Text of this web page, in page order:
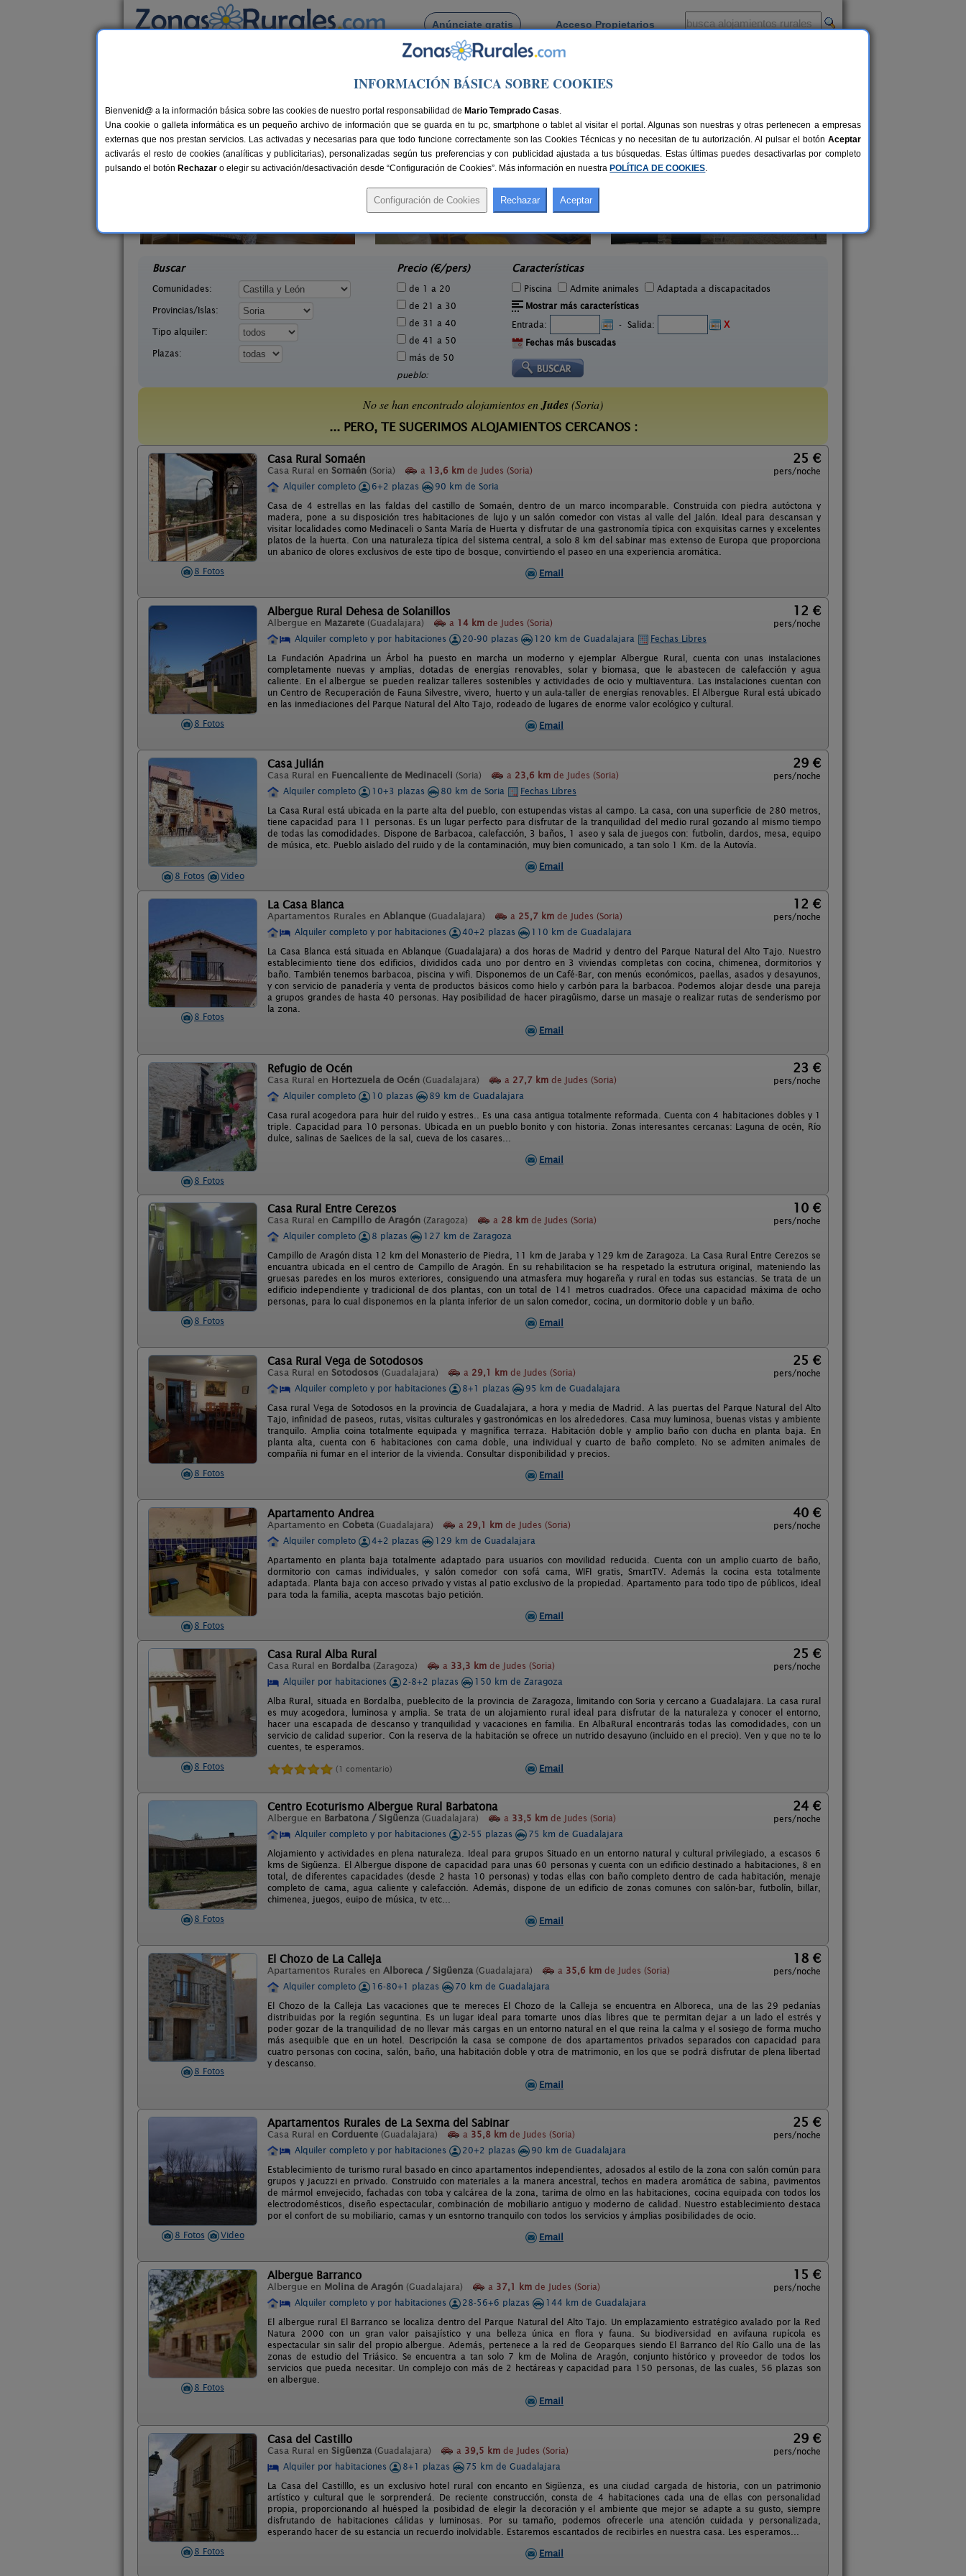
Anúnciate gratis Acceso Propietarios
Busca por pueblo
Casas Rurales cerca de Judes
35 €
Casa Rural Julito
Buscar
Comunidades:
Provincias/Islas:
Tipo alquiler:
Plazas:
Precio (€/pers)
de 1 a 20
de 21 a 30
de 31 a 40
de 41 a 50
más de 50
pueblo:
Características
Piscina Admite animales
Adaptada a discapacitados
Mostrar más características
Entrada:
- Salida:
X
Fechas más buscadas
No se han encontrado alojamientos enJudes(Soria)
... PERO, TE SUGERIMOS ALOJAMIENTOS CERCANOS :
8 Fotos
Casa Rural Somaén
Casa Rural en Somaén (Soria) a 13,6 km de Judes (Soria)
25 €
pers/noche
Alquiler completo
6+2 plazas
90 km de Soria
Casa de 4 estrellas en las faldas del castillo de Somaén, dentro de un marco incomparable. Construida con piedra autóctona y
madera, pone a su disposición tres habitaciones de lujo y un salón comedor con vistas al valle del Jalón. Ideal para descansan y
visitar localidades como Medinaceli o Santa María de Huerta y disfrutar de una gastronomía típica con exquisitas carnes y excelentes
platos de la huerta. Con una naturaleza típica del sistema central, a solo 8 km del sabinar mas extenso de Europa que proporciona
un abanico de olores exclusivos de este tipo de bosque, convirtiendo el paseo en una experiencia aromática.
Email
8 Fotos
Albergue Rural Dehesa de Solanillos
Albergue en Mazarete (Guadalajara) a 14 km de Judes (Soria)
12 €
pers/noche
Alquiler completo y por habitaciones
20-90 plazas 120 km de Guadalajara
Fechas Libres
La Fundación Apadrina un Árbol ha puesto en marcha un moderno y ejemplar Albergue Rural, cuenta con unas instalaciones
completamente nuevas y amplias, dotadas de energías renovables, solar y biomasa, que le abastecen de calefacción y agua
caliente. En el albergue se pueden realizar talleres sostenibles y actividades de ocio y multiaventura. Las instalaciones cuentan con
un Centro de Recuperación de Fauna Silvestre, vivero, huerto y un aula-taller de energías renovables. El Albergue Rural está ubicado
en las inmediaciones del Parque Natural del Alto Tajo, rodeado de lugares de enorme valor ecológico y cultural.
Email
8 Fotos Video
Casa Julián
Casa Rural en Fuencaliente de Medinaceli (Soria) a 23,6 km de Judes (Soria)
29 €
pers/noche
Alquiler completo
10+3 plazas 80 km de Soria
Fechas Libres
La Casa Rural está ubicada en la parte alta del pueblo, con estupendas vistas al campo. La casa, con una superficie de 280 metros,
tiene capacidad para 11 personas. Es un lugar perfecto para disfrutar de la tranquilidad del medio rural gozando al mismo tiempo
de todas las comodidades. Dispone de Barbacoa, calefacción, 3 baños, 1 aseo y sala de juegos con: futbolin, dardos, mesa, equipo
de música, etc. Pueblo aislado del ruido y de la contaminación, muy bien comunicado, a tan solo 1 Km. de la Autovía.
Email
8 Fotos
La Casa Blanca
Apartamentos Rurales en Ablanque (Guadalajara) a 25,7 km de Judes (Soria)
12 €
pers/noche
Alquiler completo y por habitaciones
40+2 plazas
110 km de Guadalajara
La Casa Blanca está situada en Ablanque (Guadalajara) a dos horas de Madrid y dentro del Parque Natural del Alto Tajo. Nuestro
establecimiento tiene dos edificios, divididos cada uno por dentro en 3 viviendas completas con cocina, chimenea, dormitorios y
baño. También tenemos barbacoa, piscina y wifi. Disponemos de un Café-Bar, con menús económicos, paellas, asados y desayunos,
y con servicio de panadería y venta de productos básicos como hielo y carbón para la barbacoa. Podemos alojar desde una pareja
a grupos grandes de hasta 40 personas. Hay posibilidad de hacer piragüismo, darse un masaje o realizar rutas de senderismo por
la zona.
Email
8 Fotos
Refugio de Océn
Casa Rural en Hortezuela de Océn (Guadalajara) a 27,7 km de Judes (Soria)
23 €
pers/noche
Alquiler completo
10 plazas
89 km de Guadalajara
Casa rural acogedora para huir del ruido y estres.. Es una casa antigua totalmente reformada. Cuenta con 4 habitaciones dobles y 1
triple. Capacidad para 10 personas. Ubicada en un pueblo bonito y con historia. Zonas interesantes cercanas: Laguna de océn, Río
dulce, salinas de Saelices de la sal, cueva de los casares...
Email
8 Fotos
Casa Rural Entre Cerezos
Casa Rural en Campillo de Aragón (Zaragoza) a 28 km de Judes (Soria)
10 €
pers/noche
Alquiler completo
8 plazas
127 km de Zaragoza
Campillo de Aragón dista 12 km del Monasterio de Piedra, 11 km de Jaraba y 129 km de Zaragoza. La Casa Rural Entre Cerezos se
encuantra ubicada en el centro de Campillo de Aragón. En su rehabilitacion se ha respetado la estrutura original, mateniendo las
gruesas paredes en los muros exteriores, consiguendo una atmasfera muy hogareña y rural en todas sus estancias. Se trata de un
edificio independiente y tradicional de dos plantas, con un total de 141 metros cuadrados. Ofece una capacidad máxima de ocho
personas, para lo cual disponemos en la planta inferior de un salon comedor, cocina, un dormitorio doble y un baño.
Email
8 Fotos
Casa Rural Vega de Sotodosos
Casa Rural en Sotodosos (Guadalajara) a 29,1 km de Judes (Soria)
25 €
pers/noche
Alquiler completo y por habitaciones
8+1 plazas
95 km de Guadalajara
Casa rural Vega de Sotodosos en la provincia de Guadalajara, a hora y media de Madrid. A las puertas del Parque Natural del Alto
Tajo, infinidad de paseos, rutas, visitas culturales y gastronómicas en los alrededores. Casa muy luminosa, buenas vistas y ambiente
tranquilo. Amplia coina totalmente equipada y magnífica terraza. Habitación doble y amplio baño con ducha en planta baja. En
planta alta, cuenta con 6 habitaciones con cama doble, una individual y cuarto de baño completo. No se admiten animales de
compañía ni fumar en el interior de la vivienda. Consultar disponibilidad y precios.
Email
8 Fotos
Apartamento Andrea
Apartamento en Cobeta (Guadalajara) a 29,1 km de Judes (Soria)
40 €
pers/noche
Alquiler completo
4+2 plazas
129 km de Guadalajara
Apartamento en planta baja totalmente adaptado para usuarios con movilidad reducida. Cuenta con un amplio cuarto de baño,
dormitorio con camas individuales, y salón comedor con sofá cama, WIFI gratis, SmartTV. Además la cocina esta totalmente
adaptada. Planta baja con acceso privado y vistas al patio exclusivo de la propiedad. Apartamento para todo tipo de públicos, ideal
para toda la familia, acepta mascotas bajo petición.
Email
8 Fotos
Casa Rural Alba Rural
Casa Rural en Bordalba (Zaragoza) a 33,3 km de Judes (Soria)
25 €
pers/noche
Alquiler por habitaciones
2-8+2 plazas
150 km de Zaragoza
Alba Rural, situada en Bordalba, pueblecito de la provincia de Zaragoza, limitando con Soria y cercano a Guadalajara. La casa rural
es muy acogedora, luminosa y amplia. Se trata de un alojamiento rural ideal para disfrutar de la naturaleza y conocer el entorno,
hacer una escapada de descanso y tranquilidad y vacaciones en familia. En AlbaRural encontrarás todas las comodidades, con un
servicio de calidad superior. Con la reserva de la habitación se ofrece un nutrido desayuno (incluido en el precio). Ven y que no te lo
cuentes, te esperamos.
(1 comentario) Email
8 Fotos
Centro Ecoturismo Albergue Rural Barbatona
Albergue en Barbatona / Sigüenza (Guadalajara) a 33,5 km de Judes (Soria)
24 €
pers/noche
Alquiler completo y por habitaciones
2-55 plazas
75 km de Guadalajara
Alojamiento y actividades en plena naturaleza. Ideal para grupos Situado en un entorno natural y cultural privilegiado, a escasos 6
kms de Sigüenza. El Albergue dispone de capacidad para unas 60 personas y cuenta con un edificio destinado a habitaciones, 8 en
total, de diferentes capacidades (desde 2 hasta 10 personas) y todas ellas con baño completo dentro de cada habitación, menaje
completo de cama, agua caliente y calefacción. Además, dispone de un edificio de zonas comunes con salón-bar, futbolín, billar,
chimenea, juegos, euipo de música, tv etc...
Email
8 Fotos
El Chozo de La Calleja
Apartamentos Rurales en Alboreca / Sigüenza (Guadalajara) a 35,6 km de Judes (Soria)
18 €
pers/noche
Alquiler completo
16-80+1 plazas
70 km de Guadalajara
El Chozo de la Calleja Las vacaciones que te mereces El Chozo de la Calleja se encuentra en Alboreca, una de las 29 pedanías
distribuidas por la región seguntina. Es un lugar ideal para tomarte unos días libres que te permitan dejar a un lado el estrés y
poder gozar de la tranquilidad de no llevar más cargas en un entorno natural en el que reina la calma y el sosiego de forma mucho
más asequible que en un hotel. Descripción la casa se compone de dos apartamentos privados separados con capacidad para
cuatro personas con cocina, salón, baño, una habitación doble y otra de matrimonio, en los que se podrá disfrutar de plena libertad
y descanso.
Email
8 Fotos Video
Apartamentos Rurales de La Sexma del Sabinar
Casa Rural en Corduente (Guadalajara) a 35,8 km de Judes (Soria)
25 €
pers/noche
Alquiler completo y por habitaciones
20+2 plazas
90 km de Guadalajara
Establecimiento de turismo rural basado en cinco apartamentos independientes, adosados al estilo de la zona con salón común para
grupos y jacuzzi en privado. Construido con materiales a la manera ancestral, techos en madera aromática de sabina, pavimentos
de mármol envejecido, fachadas con toba y calcárea de la zona, tarima de olmo en las habitaciones, cocina equipada con todos los
electrodomésticos, diseño espectacular, combinación de mobiliario antiguo y moderno de calidad. Nuestro establecimiento destaca
por el confort de su mobiliario, camas y un esntorno tranquilo con todos los servicios y ámplias posibilidades de ocio.
Email
8 Fotos
Albergue Barranco
Albergue en Molina de Aragón (Guadalajara) a 37,1 km de Judes (Soria)
15 €
pers/noche
Alquiler completo y por habitaciones
28-56+6 plazas
144 km de Guadalajara
El albergue rural El Barranco se localiza dentro del Parque Natural del Alto Tajo. Un emplazamiento estratégico avalado por la Red
Natura 2000 con un gran valor paisajístico y una belleza única en flora y fauna. Su biodiversidad en avifauna rupícola es
espectacular sin salir del propio albergue. Además, pertenece a la red de Geoparques siendo El Barranco del Río Gallo una de las
zonas de estudio del Triásico. Se encuentra a tan solo 7 km de Molina de Aragón, conjunto histórico y proveedor de todos los
servicios que pueda necesitar. Un complejo con más de 2 hectáreas y capacidad para 150 personas, de las cuales, 56 plazas son
en albergue.
Email
8 Fotos
Casa del Castillo
Casa Rural en Sigüenza (Guadalajara) a 39,5 km de Judes (Soria)
29 €
pers/noche
Alquiler por habitaciones
8+1 plazas
75 km de Guadalajara
La Casa del Castilllo, es un exclusivo hotel rural con encanto en Sigüenza, es una ciudad cargada de historia, con un patrimonio
artístico y cultural que le sorprenderá. De reciente construcción, consta de 4 habitaciones cada una de ellas con personalidad
propia, proporcionando al huésped la posibidad de elegir la decoración y el ambiente que mejor se adapte a su gusto, siempre
disfrutando de habitaciones cálidas y luminosas. Por su tamaño, podemos ofrecerle una atención cuidada y personalizada,
esperando hacer de su estancia un recuerdo inolvidable. Estaremos escantados de recibirles en nuestra casa. Les esperamos...
Email
INFORMACIÓN BÁSICA SOBRE COOKIES
Bienvenid@ a la información básica sobre las cookies de nuestro portal responsabilidad de Mario Temprado Casas.
Una cookie o galleta informática es un pequeño archivo de información que se guarda en tu pc, smartphone o tablet al visitar el portal. Algunas son nuestras y otras pertenecen a empresas
externas que nos prestan servicios. Las activadas y necesarias para que todo funcione correctamente son las Cookies Técnicas y no necesitan de tu autorización. Al pulsar el botón Aceptar
activarás el resto de cookies (analíticas y publicitarias), personalizadas según tus preferencias y con publicidad ajustada a tus búsquedas. Estas últimas puedes desactivarlas por completo
pulsando el botón Rechazar o elegir su activación/desactivación desde “Configuración de Cookies”. Más información en nuestra POLÍTICA DE COOKIES.